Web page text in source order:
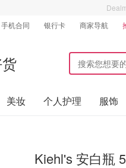
手机合同 银行卡 商家导航
美妆 个人护理 服饰
Kiehl's 安白瓶